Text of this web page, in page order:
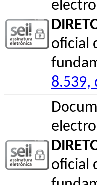
oficial
8.539,
oficial